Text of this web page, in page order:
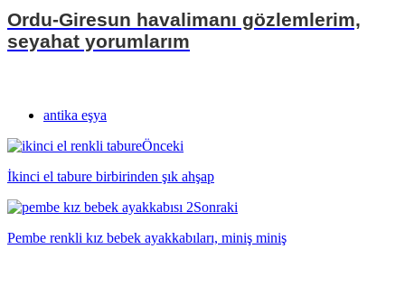
Ordu-Giresun havalimanı gözlemlerim,
seyahat yorumlarım
antika eşya
Önceki
İkinci el tabure birbirinden şık ahşap
Sonraki
Pembe renkli kız bebek ayakkabıları, miniş miniş